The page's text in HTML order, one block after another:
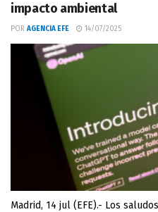
impacto ambiental
POR AGENCIA EFE 14/07/2025
Madrid, 14 jul (EFE).- Los